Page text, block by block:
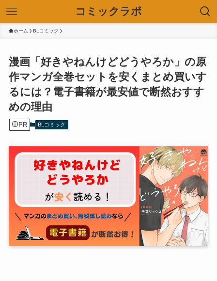
コミックラボ
ホーム BLコミック
漫画「好きやねんけどどうやろか」の原
作マンガ全巻セットを安くまとめ買いす
るには？電子書籍が最安値で断然おすす
めの理由
PR BLコミック